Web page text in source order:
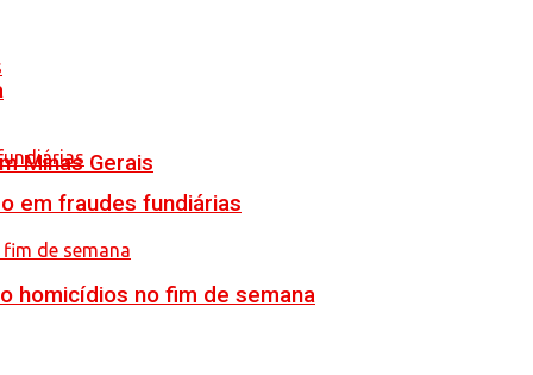
Minas Gerais
em fraudes fundiárias
homicídios no fim de semana